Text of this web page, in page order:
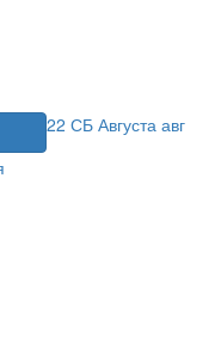
22 СБ Августа авг